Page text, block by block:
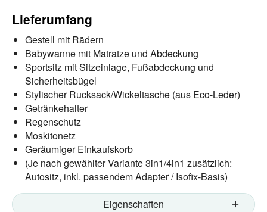
Lieferumfang
Gestell mit Rädern
Babywanne mit Matratze und Abdeckung
Sportsitz mit Sitzeinlage, Fußabdeckung und
Sicherheitsbügel
Stylischer Rucksack/Wickeltasche (aus Eco-Leder)
Getränkehalter
Regenschutz
Moskitonetz
Geräumiger Einkaufskorb
(Je nach gewählter Variante 3in1/4in1 zusätzlich:
Autositz, inkl. passendem Adapter / Isofix-Basis)
Eigenschaften